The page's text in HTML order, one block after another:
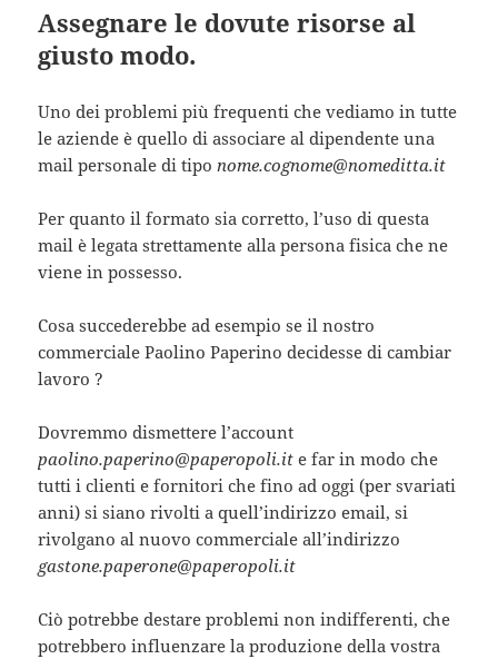
Assegnare le dovute risorse al
giusto modo.
Uno dei problemi più frequenti che vediamo in tutte
le aziende è quello di associare al dipendente una
mail personale di tiponome.cognome@nomeditta.it
Per quanto il formato sia corretto, l’uso di questa
mail è legata strettamente alla persona fisica che ne
viene in possesso.
Cosa succederebbe ad esempio se il nostro
commerciale Paolino Paperino decidesse di cambiar
lavoro ?
Dovremmo dismettere l’account
paolino.paperino@paperopoli.it e far in modo che
tutti i clienti e fornitori che fino ad oggi (per svariati
anni) si siano rivolti a quell’indirizzo email, si
rivolgano al nuovo commerciale all’indirizzo
gastone.paperone@paperopoli.it
Ciò potrebbe destare problemi non indifferenti, che
potrebbero influenzare la produzione della vostra